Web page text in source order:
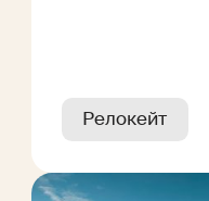
Релокейт